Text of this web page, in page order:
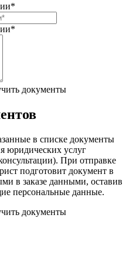
*
*
документы
в списке документы
юридических услуг
При отправке
подготовит документ в
в заказе данными, оставив
персональные данные.
документы